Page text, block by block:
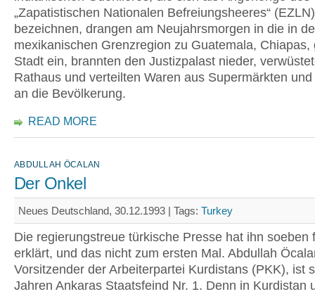
„Zapatistischen Nationalen Befreiungsheeres“ (EZLN)
bezeichnen, drangen am Neujahrsmorgen in die in
mexikanischen Grenzregion zu Guatemala, Chiapas,
Stadt ein, brannten den Justizpalast nieder,
Rathaus und verteilten Waren aus Supermärkten
an die Bevölkerung.
READ MORE
ABDULLAH ÖCALAN
Der Onkel
Neues Deutschland, 30.12.1993 | Tags: Turkey
Die regierungstreue türkische Presse hat ihn soeben
erklärt, und das nicht zum ersten Mal. Abdullah
Vorsitzender der Arbeiterpartei Kurdistans (PKK), ist
Jahren Ankaras Staatsfeind Nr. 1. Denn in Kurdistan